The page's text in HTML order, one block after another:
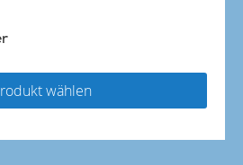
wählen